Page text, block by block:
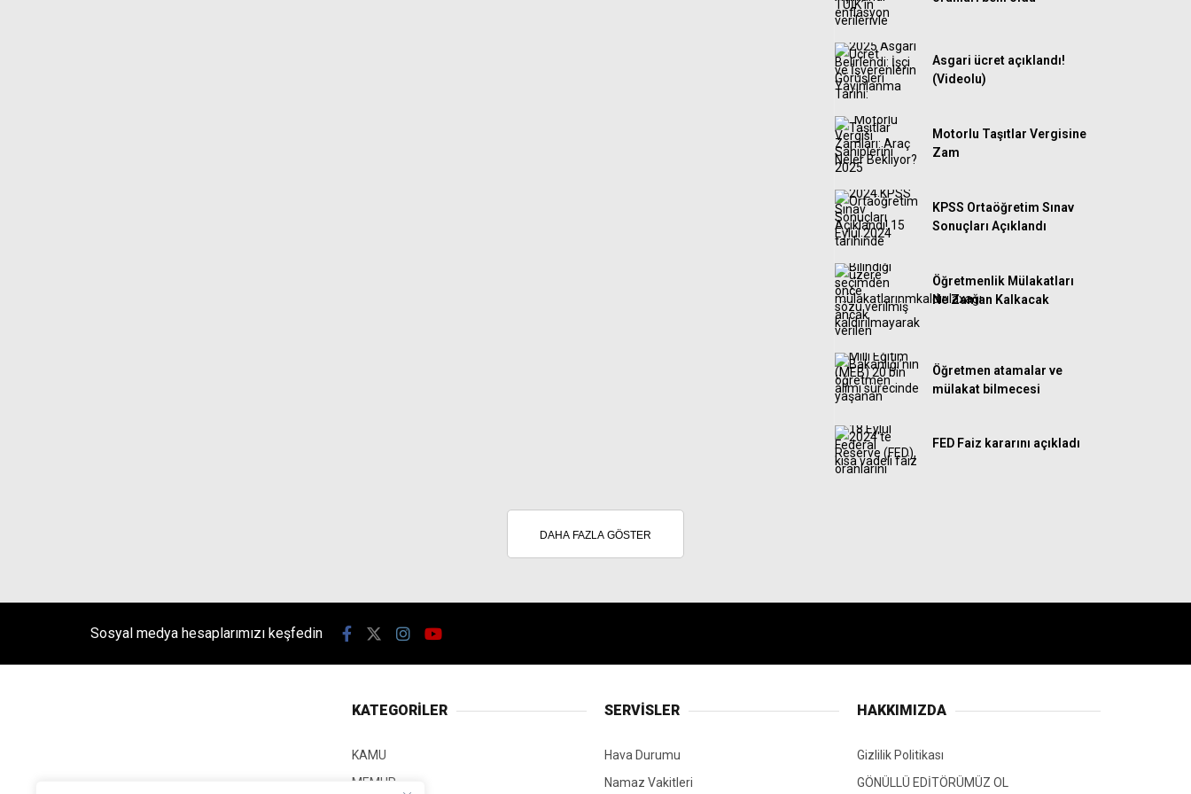
Asgari ücret açıklandı!
(Videolu)
Motorlu Taşıtlar Vergisine
Zam
KPSS Ortaöğretim Sınav
Sonuçları Açıklandı
Öğretmenlik Mülakatları
Ne Zaman Kalkacak
Öğretmen atamalar ve
mülakat bilmecesi
FED Faiz kararını açıkladı
DAHA FAZLA GÖSTER
Sosyal medya hesaplarımızı keşfedin
KATEGORİLER
KAMU
MEMUR
SERVİSLER
Hava Durumu
Namaz Vakitleri
HAKKIMIZDA
Gizlilik Politikası
GÖNÜLLÜ EDİTÖRÜMÜZ OL